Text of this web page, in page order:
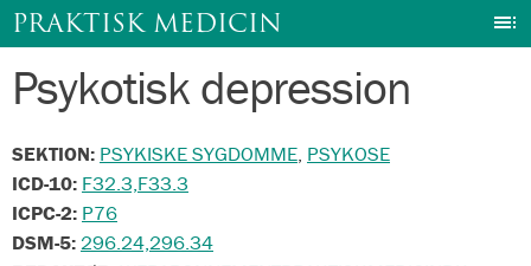
Gå
PRAKTISK MEDICIN
Psykotisk depression
SEKTION: PSYKISKE SYGDOMME, PSYKOSE
ICD-10: F32.3,F33.3
ICPC-2: P76
DSM-5:296.24,296.34